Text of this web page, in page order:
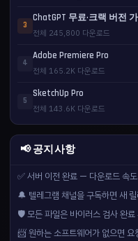
3
ChatGPT 무료·크랙 버전
전체 245,800 다운로드
4
Adobe Premiere Pro
전체 165.2K 다운로드
5
SketchUp Pro
전체 143.6K 다운로드
📢 공지사항
✅ 서버 이전 완료 — 다운로드 속
🔔 텔레그램 채널을 구독하면 새
🛡️ 모든 파일은 바이러스 검사 완료
📨 원하는 소프트웨어가 없으면 요